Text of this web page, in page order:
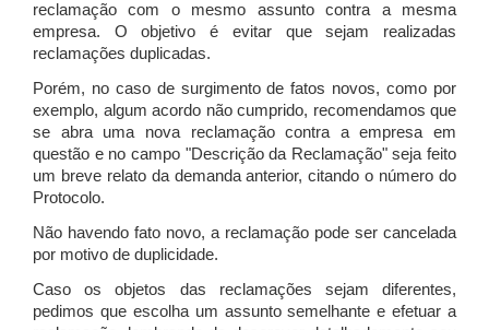
reclamação com o mesmo assunto contra a mesma
empresa. O objetivo é evitar que sejam realizadas
reclamações duplicadas.
Porém, no caso de surgimento de fatos novos, como por
exemplo, algum acordo não cumprido, recomendamos que
se abra uma nova reclamação contra a empresa em
questão e no campo "Descrição da Reclamação" seja feito
um breve relato da demanda anterior, citando o número do
Protocolo.
Não havendo fato novo, a reclamação pode ser cancelada
por motivo de duplicidade.
Caso os objetos das reclamações sejam diferentes,
pedimos que escolha um assunto semelhante e efetuar a